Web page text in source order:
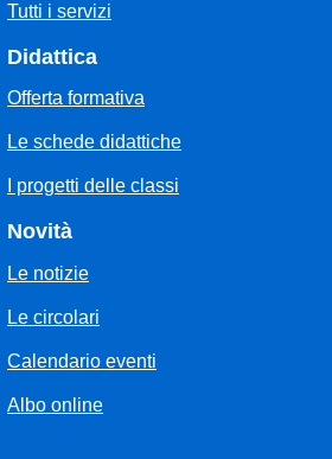
Tutti i servizi
Didattica
Offerta formativa
Le schede didattiche
I progetti delle classi
Novità
Le notizie
Le circolari
Calendario eventi
Albo online